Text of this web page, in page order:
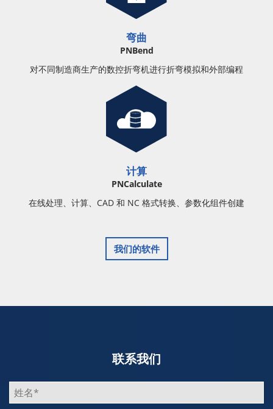
弯曲
PNBend
对不同制造商生产的数控折弯机进行折弯模拟和外部编程
计算
PNCalculate
在线处理、计算、CAD 和 NC 格式转换、参数化组件创建
我们的软件
联系我们